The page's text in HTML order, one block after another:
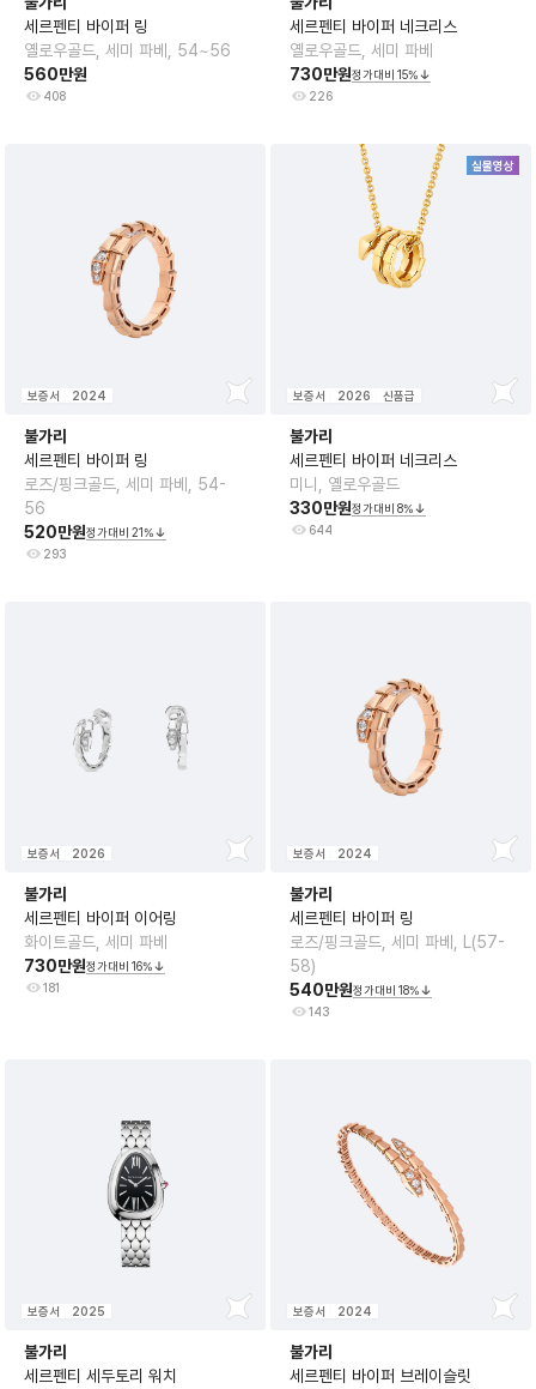
세르펜티 바이퍼 링
옐로우골드, 세미 파베, 54~56
560만원
408
세르펜티 바이퍼 네크리스
옐로우골드, 세미 파베
730만원정가대비 15%
226
보증서 2024
불가리
세르펜티 바이퍼 링
로즈/핑크골드, 세미 파베, 54-
56
520만원정가대비 21%
293
실물영상
보증서 2026 신품급
불가리
세르펜티 바이퍼 네크리스
미니, 옐로우골드
330만원정가대비 8%
644
보증서 2026
불가리
세르펜티 바이퍼 이어링
화이트골드, 세미 파베
730만원정가대비 16%
181
보증서 2024
불가리
세르펜티 바이퍼 링
로즈/핑크골드, 세미 파베, L(57-
58)
540만원정가대비 18%
143
보증서 2025
불가리
세르펜티 세두토리 워치
보증서 2024
불가리
세르펜티 바이퍼 브레이슬릿